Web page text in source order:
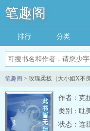
笔趣阁
排行 分类
笔趣阁 > 玫瑰柔板（大小姐X不
作者：克
类别：耽
状态：连